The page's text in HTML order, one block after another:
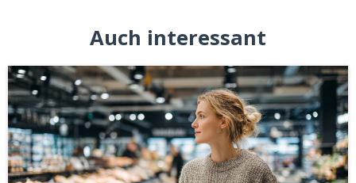
Auch interessant